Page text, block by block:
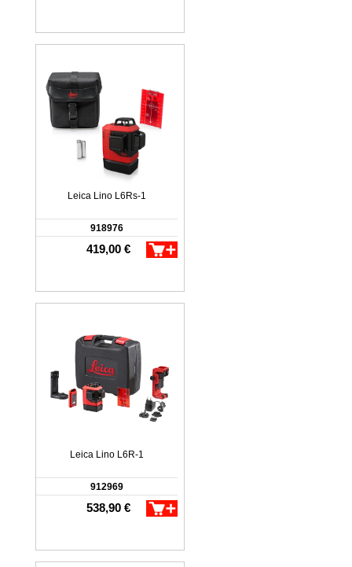
Leica Lino L6Rs-1
918976
419,00 €
Leica Lino L6R-1
912969
538,90 €